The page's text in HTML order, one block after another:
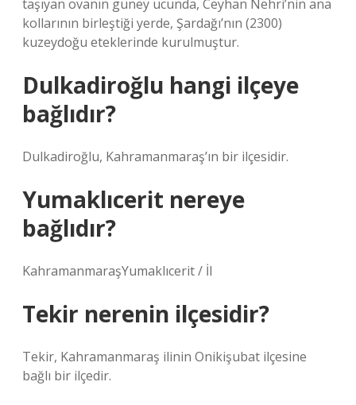
taşıyan ovanın güney ucunda, Ceyhan Nehri’nin ana
kollarının birleştiği yerde, Şardağı’nın (2300)
kuzeydoğu eteklerinde kurulmuştur.
Dulkadiroğlu hangi ilçeye
bağlıdır?
Dulkadiroğlu, Kahramanmaraş’ın bir ilçesidir.
Yumaklıcerit nereye
bağlıdır?
KahramanmaraşYumaklıcerit / İl
Tekir nerenin ilçesidir?
Tekir, Kahramanmaraş ilinin Onikişubat ilçesine
bağlı bir ilçedir.